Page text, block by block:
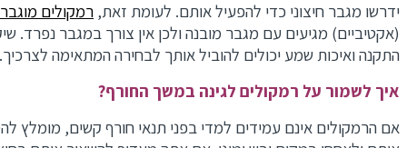
ידרשו מגבר חיצוני כדי להפעיל אותם. לעומת זאת,רמקולים
(אקטיביים) מגיעים עם מגבר מובנה ולכן אין צורך במגבר נפרד.
התקנה ואיכות שמע יכולים להוביל אותך לבחירה המתאימה לצרכיך.
איך לשמור על רמקולים לגינה במשך החורף?
אם הרמקולים אינם עמידים למדי בפני תנאי חורף קשים, מומלץ